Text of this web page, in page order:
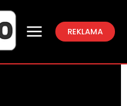
REKLAMA